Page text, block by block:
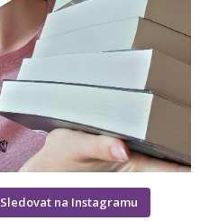
Sledovat na Instagramu